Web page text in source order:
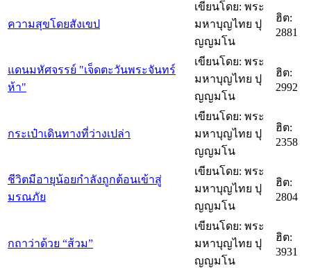
ความสุขโดยสังเขป
เขียนโดย: พระ
มหาบุญไทย ปุ
ญญมโน
ฮิต:
2881
แดนมหัศจรรย์ "เจ็ดตะวันพระจันทร์
ห้า"
เขียนโดย: พระ
มหาบุญไทย ปุ
ญญมโน
ฮิต:
2992
กระเป๋าเดินทางที่ว่างเปล่า
เขียนโดย: พระ
มหาบุญไทย ปุ
ญญมโน
ฮิต:
2358
ชีวิตมีอายุน้อยกำลังถูกต้อนเข้าสู่
มรณภัย
เขียนโดย: พระ
มหาบุญไทย ปุ
ญญมโน
ฮิต:
2804
กถาว่าด้วย “ส้วม”
เขียนโดย: พระ
มหาบุญไทย ปุ
ญญมโน
ฮิต:
3931